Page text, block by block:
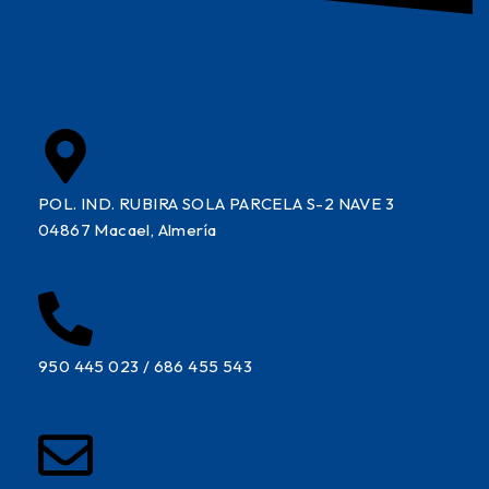
POL. IND. RUBIRA SOLA PARCELA S-2 NAVE 3
04867 Macael, Almería
950 445 023 / 686 455 543